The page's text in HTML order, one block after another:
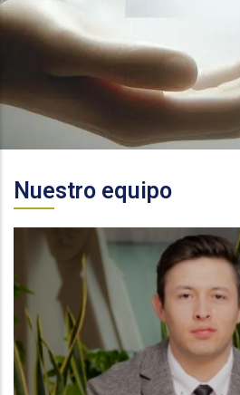
Nuestro equipo